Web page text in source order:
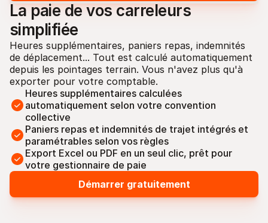
La paie de vos carreleurs
simplifiée
Heures supplémentaires, paniers repas, indemnités
de déplacement... Tout est calculé automatiquement
depuis les pointages terrain. Vous n'avez plus qu'à
exporter pour votre comptable.
Heures supplémentaires calculées
automatiquement selon votre convention
collective
Paniers repas et indemnités de trajet intégrés et
paramétrables selon vos règles
Export Excel ou PDF en un seul clic, prêt pour
votre gestionnaire de paie
Démarrer gratuitement